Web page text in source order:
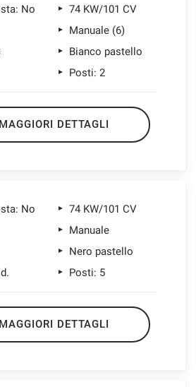
No
74 KW/101 CV
Manuale (6)
Bianco pastello
Posti: 2
MAGGIORI DETTAGLI
No
74 KW/101 CV
Manuale
Nero pastello
Posti: 5
MAGGIORI DETTAGLI